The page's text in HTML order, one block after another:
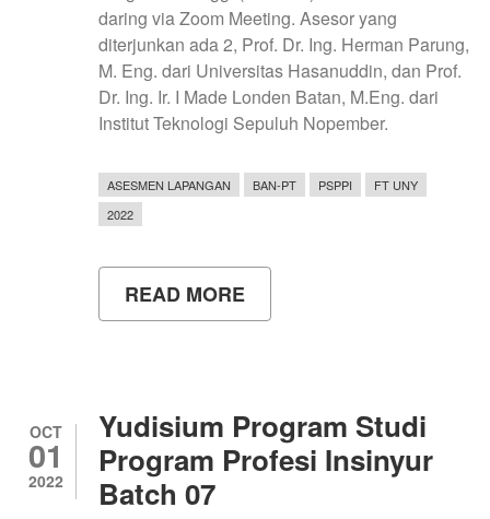
daring via Zoom Meeting. Asesor yang
diterjunkan ada 2, Prof. Dr. Ing. Herman Parung,
M. Eng. dari Universitas Hasanuddin, dan Prof.
Dr. Ing. Ir. I Made Londen Batan, M.Eng. dari
Institut Teknologi Sepuluh Nopember.
ASESMEN LAPANGAN BAN-PT PSPPI
FT UNY
2022
READ MORE
ASESMEN
PROFESI
INSINYUR
OCT
01
2022
Yudisium Program Studi
Program Profesi Insinyur
Batch 07